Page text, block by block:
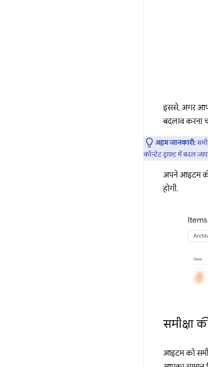
इससे, अगर
बदलाव करना
अहम जानकारी:
कॉन्टेंट ड्राफ़्ट में बदल
अपने आइटम
होगी.
समीक्षा
आइटम को